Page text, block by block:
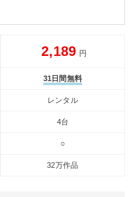
2,189 円
31日間無料
レンタル
4台
○
32万作品